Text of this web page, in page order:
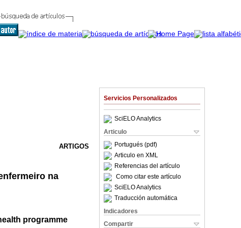
Servicios Personalizados
SciELO Analytics
Articulo
Portugués (pdf)
Articulo en XML
Referencias del artículo
Como citar este artículo
SciELO Analytics
Traducción automática
Indicadores
Compartir
ARTIGOS
na
programme